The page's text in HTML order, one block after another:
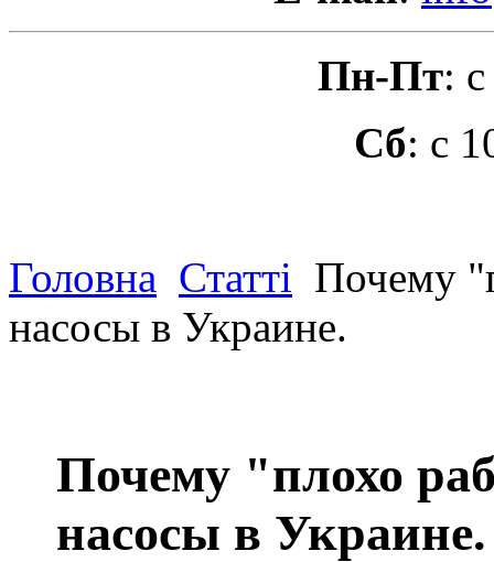
Пн-Пт:
Сб: с
Головна Статті Почему
насосы в Украине.
Почему "плохо
насосы в Украине.